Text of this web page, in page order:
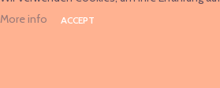
More info
ACCEPT